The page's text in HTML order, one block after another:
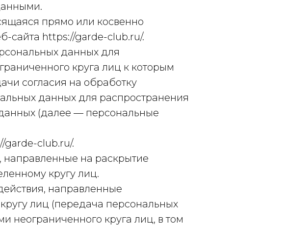
прямо или косвенно
сайта https://garde-club.ru/.
данных для
круга лиц к которым
согласия на обработку
данных для распространения
(далее — персональные
garde-club.ru/.
направленные на раскрытие
кругу лиц.
направленные
лиц (передача персональных
неограниченного круга лиц, в том